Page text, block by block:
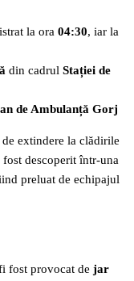
la ora 04:30, iar la
din cadrul Stației de
de Ambulanță Gorj
extindere la clădirile
descoperit într-una
preluat de echipajul
fost provocat de jar